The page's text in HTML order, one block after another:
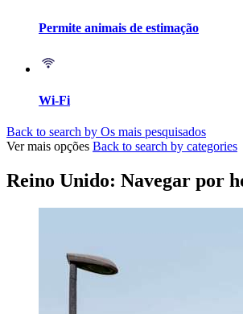
Permite animais de estimação
Wi-Fi
Back to search by Os mais pesquisados
Ver mais opções Back to search by categories
Reino Unido: Navegar por